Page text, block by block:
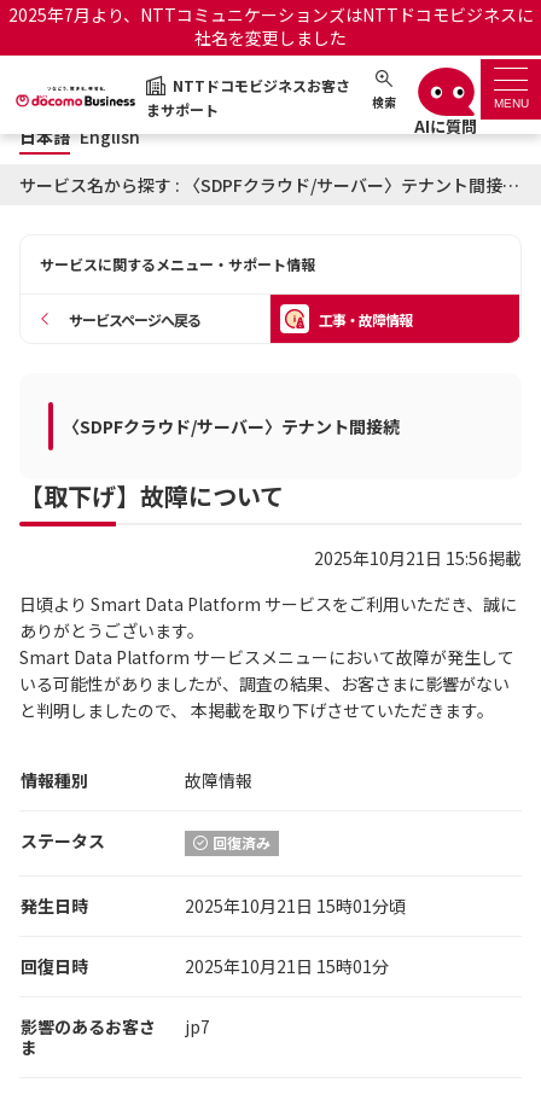
2025年7月より、NTTコミュニケーションズはNTTドコモビジネスに
社名を変更しました
NTTドコモビジネスお客さ
まサポート
検索 MENU
NTTドコモビジネスお客さまサポート 日本語 English
サポートトップ
OCNのお客さまはこちら
工事・故障情報通知サー
ビス
オフィシャルサイト
日本語 English
サービス名から探す : 〈SDPFクラウド/サーバー〉テナント間接続に関する工事・故障情報
サービスに関するメニュー・サポート情報
サービスページへ戻る 工事・故障情報
〈SDPFクラウド/サーバー〉テナント間接続
【取下げ】故障について
2025年10月21日 15:56掲載
日頃より Smart Data Platform サービスをご利用いただき、誠に
ありがとうございます。
Smart Data Platform サービスメニューにおいて故障が発生して
いる可能性がありましたが、調査の結果、お客さまに影響がない
と判明しましたので、 本掲載を取り下げさせていただきます。
情報種別 故障情報
ステータス 回復済み
発生日時 2025年10月21日 15時01分頃
回復日時 2025年10月21日 15時01分
影響のあるお客さ
ま
jp7